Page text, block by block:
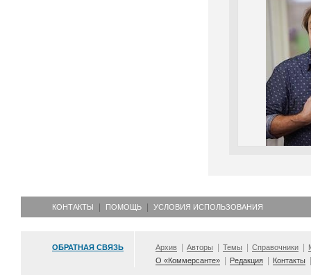
КОНТАКТЫ ПОМОЩЬ УСЛОВИЯ ИСПОЛЬЗОВАНИЯ
ОБРАТНАЯ СВЯЗЬ Архив Авторы Темы Справочники
О «Коммерсанте»
Редакция Контакты